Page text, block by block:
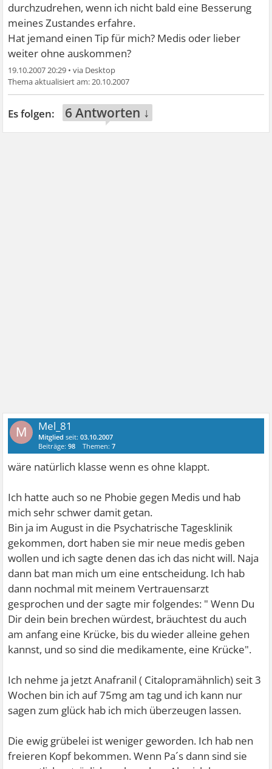
durchzudrehen, wenn ich nicht bald eine Besserung
meines Zustandes erfahre.
Hat jemand einen Tip für mich? Medis oder lieber
weiter ohne auskommen?
19.10.2007 20:29 •
20.10.2007
6 Antworten ↓
M Mel_81
Mitglied seit:03.10.2007
Beiträge:98 Themen:7
wäre natürlich klasse wenn es ohne klappt.
Ich hatte auch so ne Phobie gegen Medis und hab
mich sehr schwer damit getan.
Bin ja im August in die Psychatrische Tagesklinik
gekommen, dort haben sie mir neue medis geben
wollen und ich sagte denen das ich das nicht will. Naja
dann bat man mich um eine entscheidung. Ich hab
dann nochmal mit meinem Vertrauensarzt
gesprochen und der sagte mir folgendes: " Wenn Du
Dir dein bein brechen würdest, bräuchtest du auch
am anfang eine Krücke, bis du wieder alleine gehen
kannst, und so sind die medikamente, eine Krücke".
Ich nehme ja jetzt Anafranil ( Citalopramähnlich) seit 3
Wochen bin ich auf 75mg am tag und ich kann nur
sagen zum glück hab ich mich überzeugen lassen.
Die ewig grübelei ist weniger geworden. Ich hab nen
freieren Kopf bekommen. Wenn Pa´s dann sind sie